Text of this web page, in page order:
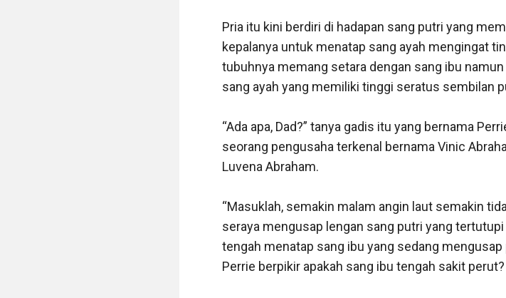
Pria itu kini berdiri di hadapan sang putri yang
kepalanya untuk menatap sang ayah mengingat
tubuhnya memang setara dengan sang ibu
sang ayah yang memiliki tinggi seratus sembilan
“Ada apa, Dad?” tanya gadis itu yang bernama
seorang pengusaha terkenal bernama Vinic
Luvena Abraham.
“Masuklah, semakin malam angin laut semakin
seraya mengusap lengan sang putri yang
tengah menatap sang ibu yang sedang
Perrie berpikir apakah sang ibu tengah sakit perut?